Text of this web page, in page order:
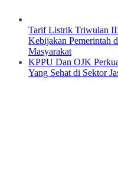
Tarif Listrik Triwulan
Kebijakan Pemerintah
Masyarakat
KPPU Dan OJK
Yang Sehat di Sektor